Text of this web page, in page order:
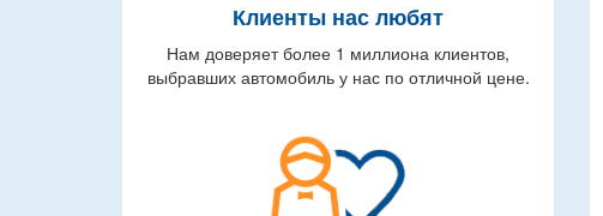
Клиенты нас любят
Нам доверяет более 1 миллиона клиентов,
выбравших автомобиль у нас по отличной цене.